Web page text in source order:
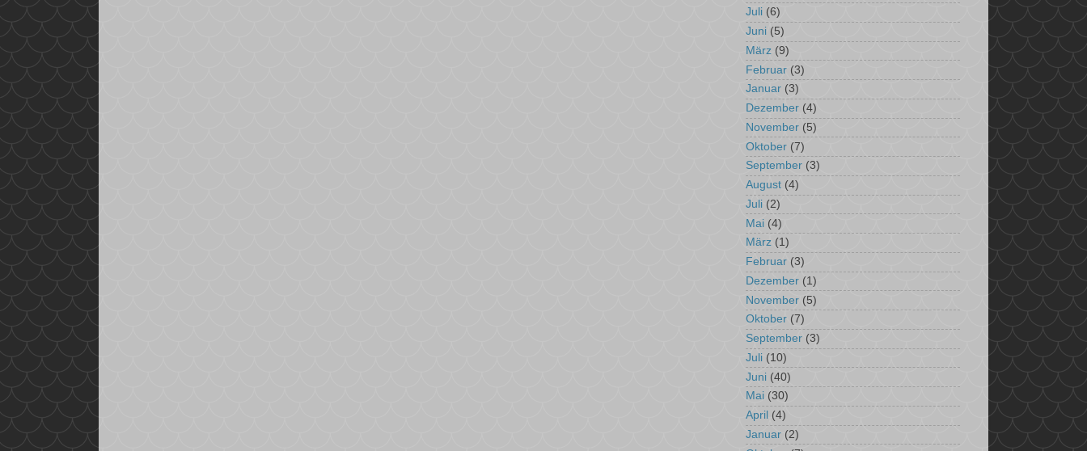
Juli (6)
Juni (5)
März (9)
Februar (3)
Januar (3)
Dezember (4)
November (5)
Oktober (7)
September (3)
August (4)
Juli (2)
Mai (4)
März (1)
Februar (3)
Dezember (1)
November (5)
Oktober (7)
September (3)
Juli (10)
Juni (40)
Mai (30)
April (4)
Januar (2)